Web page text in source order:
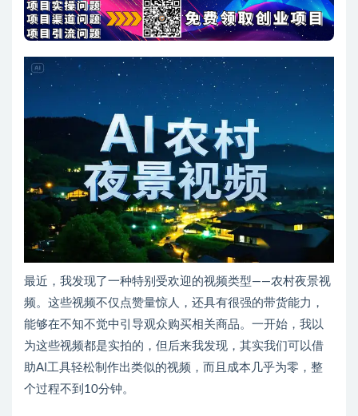
最近，我发现了一种特别受欢迎的视频类型——农村夜景视
频。这些视频不仅点赞量惊人，还具有很强的带货能力，
能够在不知不觉中引导观众购买相关商品。一开始，我以
为这些视频都是实拍的，但后来我发现，其实我们可以借
助AI工具轻松制作出类似的视频，而且成本几乎为零，整
个过程不到10分钟。